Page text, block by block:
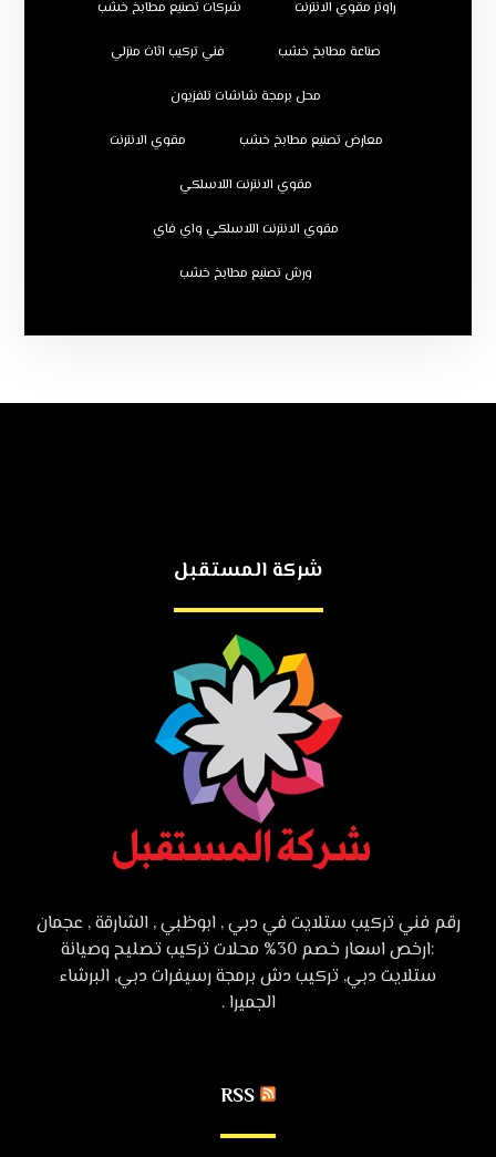
راوتر مقوي الانترنت شركات تصنيع مطابخ خشب
صناعة مطابخ خشب فني تركيب اثاث منزلي
محل برمجة شاشات تلفزيون
معارض تصنيع مطابخ خشب مقوي الانترنت
مقوي الانترنت اللاسلكي
مقوي الانترنت اللاسلكي واي فاي
ورش تصنيع مطابخ خشب
شركة المستقبل
رقم فني تركيب ستلايت في دبي , ابوظبي , الشارقة , عجمان
:ارخص اسعار خصم 30% محلات تركيب تصليح وصيانة
ستلايت دبي, تركيب دش برمجة رسيفرات دبي, البرشاء
الجميرا .
RSS